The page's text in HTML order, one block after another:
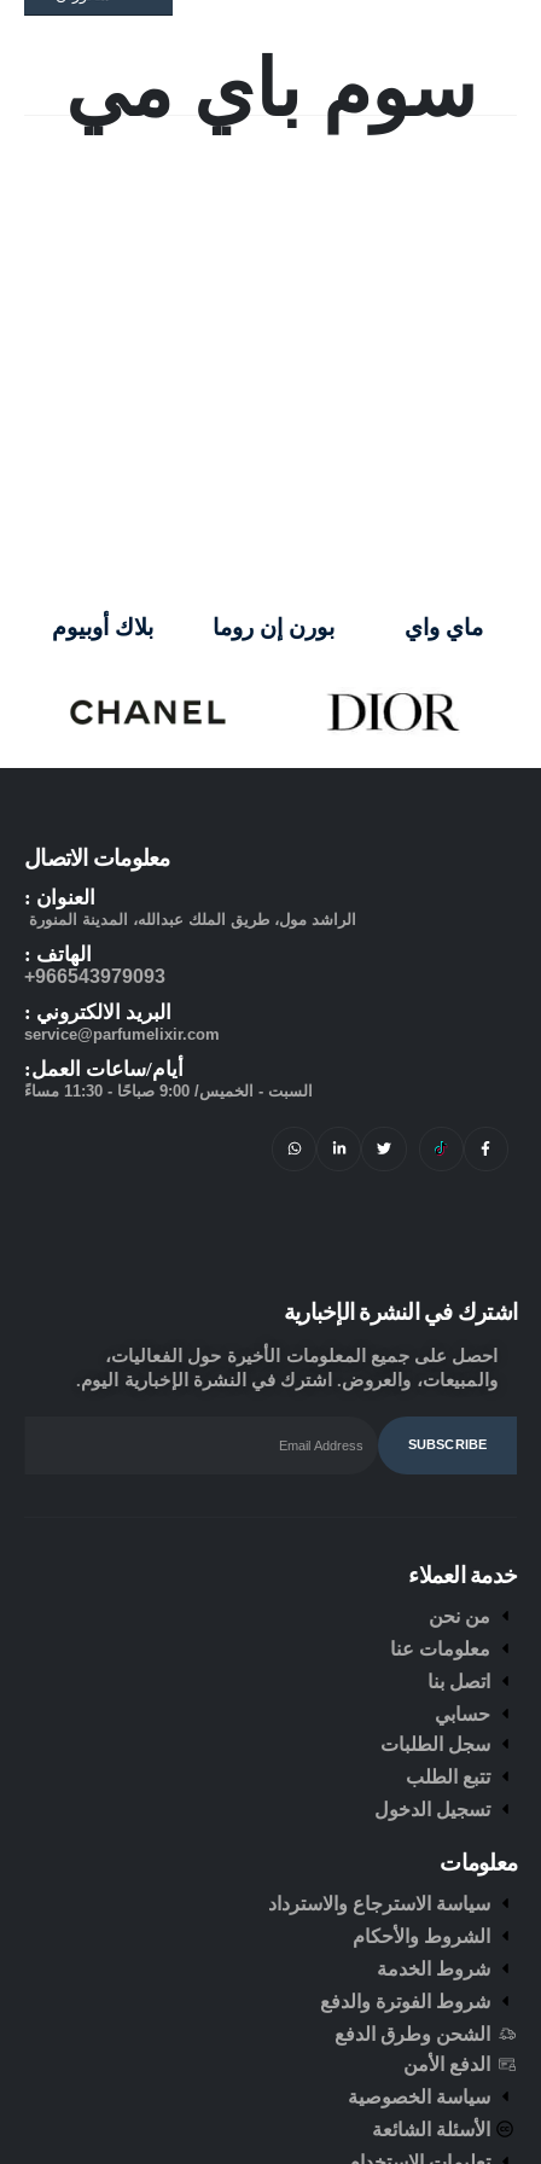
سوم باي مي
ماي واي بورن إن روما بلاك أوبيوم
معلومات الاتصال
العنوان :
الراشد مول، طريق الملك عبدالله، المدينة المنورة
الهاتف :
966543979093+
البريد الالكتروني :
service@parfumelixir.com
أيام/ساعات العمل:
السبت - الخميس/ 9:00 صباحًا - 11:30 مساءً
اشترك في النشرة الإخبارية
احصل على جميع المعلومات الأخيرة حول الفعاليات،
والمبيعات، والعروض. اشترك في النشرة الإخبارية اليوم.
خدمة العملاء
من نحن
معلومات عنا
اتصل بنا
حسابي
سجل الطلبات
تتبع الطلب
تسجيل الدخول
معلومات
سياسة الاسترجاع والاسترداد
الشروط والأحكام
شروط الخدمة
شروط الفوترة والدفع
الشحن وطرق الدفع
الدفع الأمن
سياسة الخصوصية
الأسئلة الشائعة